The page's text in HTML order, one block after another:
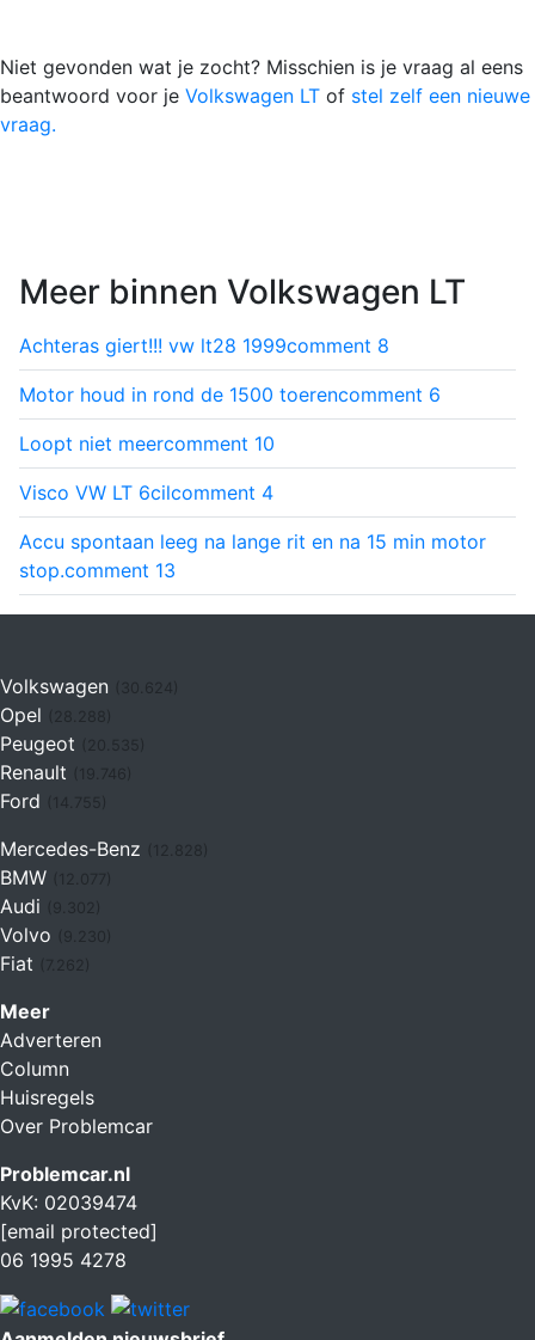
Niet gevonden wat je zocht? Misschien is je vraag al eens
beantwoord voor je Volkswagen LT of stel zelf een nieuwe
vraag.
Meer binnen Volkswagen LT
Achteras giert!!! vw lt28 1999comment 8
Motor houd in rond de 1500 toerencomment 6
Loopt niet meercomment 10
Visco VW LT 6cilcomment 4
Accu spontaan leeg na lange rit en na 15 min motor
stop.comment 13
Volkswagen (30.624)
Opel
Peugeot
Renault (19.746)
Ford (14.755)
Mercedes-Benz
BMW
Audi
Volvo
Fiat (7.262)
Meer
Adverteren
Column
Huisregels
Over Problemcar
Problemcar.nl
KvK: 02039474
[email protected]
06 1995 4278